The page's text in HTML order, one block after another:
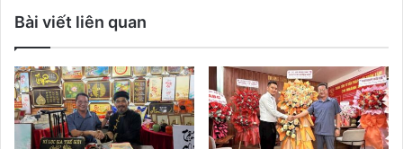
Bài viết liên quan